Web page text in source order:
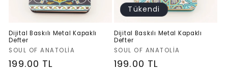
Dijital Baskılı Metal Kapaklı
Defter
Satıcı:
SOUL OF ANATOLIA
Normal
199.00 TL
Tükendi
Dijital Baskılı Metal Kapaklı
Defter
Satıcı:
SOUL OF ANATOLIA
Normal
199.00 TL